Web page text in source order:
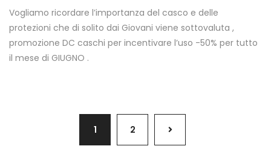
Vogliamo ricordare l’importanza del casco e delle
protezioni che di solito dai Giovani viene sottovaluta ,
promozione DC caschi per incentivare l’uso -50% per tutto
il mese di GIUGNO .
1 2